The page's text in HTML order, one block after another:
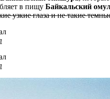
в пищу Байкальский
узкие глаза и не такие